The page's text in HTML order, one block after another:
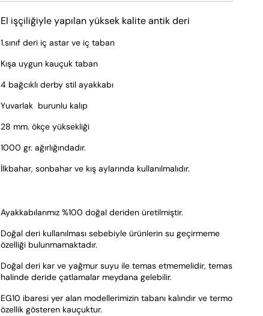
El işçiliğiyle yapılan yüksek kalite antik deri
1.sınıf deri iç astar ve iç taban
Kışa uygun kauçuk taban
4 bağcıklı derby stil ayakkabı
Yuvarlak  burunlu kalıp
28 mm. ökçe yüksekliği
1000 gr. ağırlığındadır.
İlkbahar, sonbahar ve kış aylarında kullanılmalıdır.
Ayakkabılarımız %100 doğal deriden üretilmiştir.
Doğal deri kullanılması sebebiyle ürünlerin su geçirmeme
özelliği bulunmamaktadır.
Doğal deri kar ve yağmur suyu ile temas etmemelidir, temas
halinde deride çatlamalar meydana gelebilir.
EG10 ibaresi yer alan modellerimizin tabanı kalındır ve termo
özellik gösteren kauçuktur.